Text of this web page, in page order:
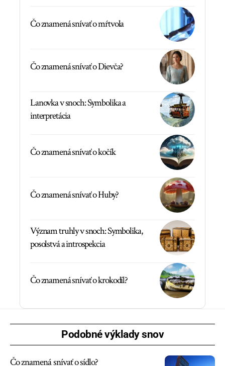
Čo znamená snívať o mŕtvola
Čo znamená snívať o Dievča?
Lanovka v snoch: Symbolika a
interpretácia
Čo znamená snívať o kočík
Čo znamená snívať o Huby?
Význam truhly v snoch: Symbolika,
posolstvá a introspekcia
Čo znamená snívať o krokodíl?
Podobné výklady snov
Čo znamená snívať o sídlo?